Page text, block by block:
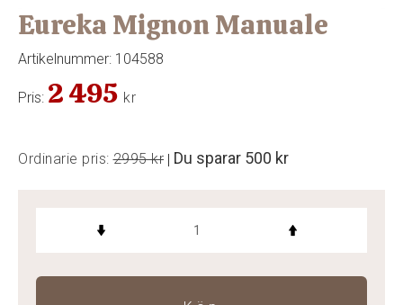
Eureka Mignon Manuale
Artikelnummer: 104588
Pris: 2 495 kr
Ordinarie pris: 2995 kr | Du sparar 500 kr